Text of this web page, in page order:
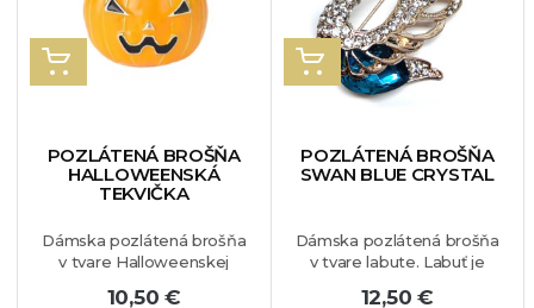
VLOŽIŤ DO KOŠÍKA
POZLÁTENÁ BROŠŇA
HALLOWEENSKÁ
TEKVIČKA
Dámska pozlátená brošňa
v tvare Halloweenskej
10,50 €
VLOŽIŤ DO KOŠÍKA
POZLÁTENÁ BROŠŇA
SWAN BLUE CRYSTAL
Dámska pozlátená brošňa
v tvare labute. Labuť je
12,50 €